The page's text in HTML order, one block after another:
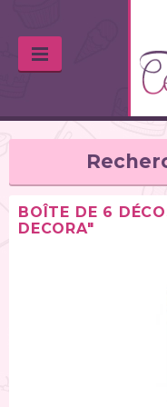
Colorants
Feutres
Peintures
Chocolats / Candy
BOÎTE DE 6
DECORA"